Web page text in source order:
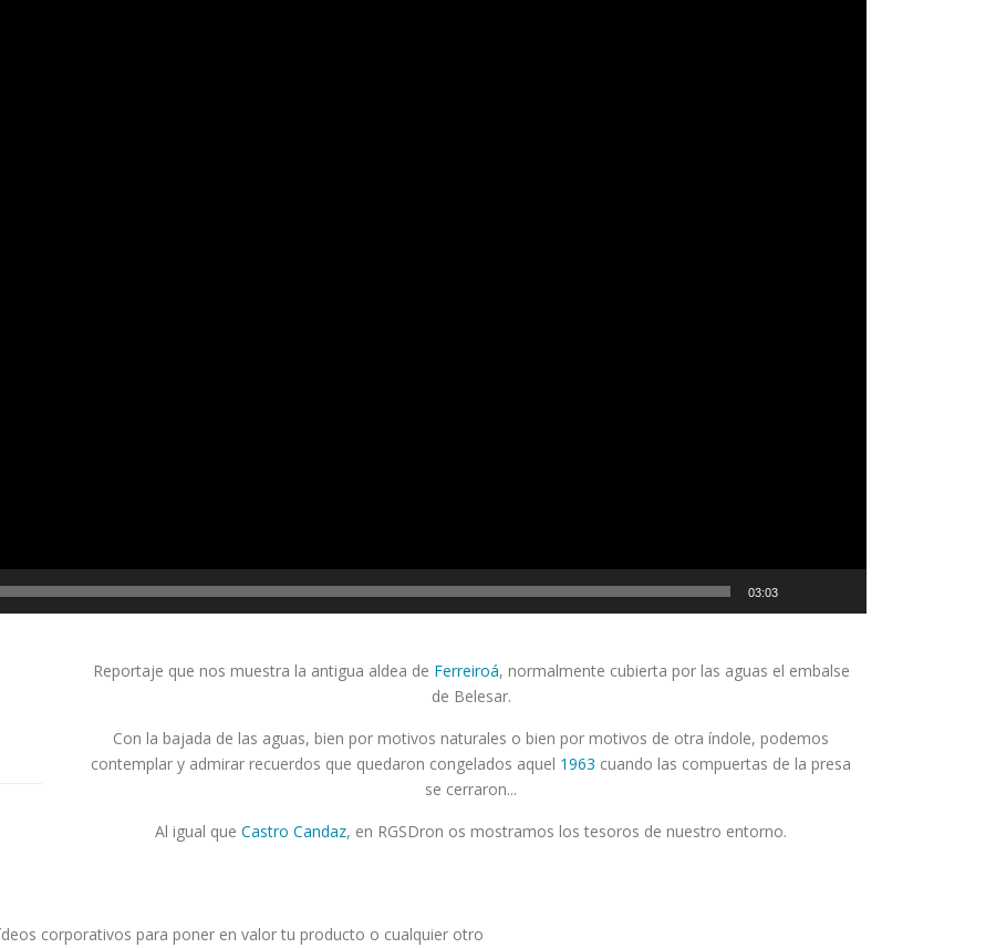
03:03
Reportaje que nos muestra la antigua aldea de Ferreiroá, normalmente cubierta por las aguas el embalse
de Belesar.
Con la bajada de las aguas, bien por motivos naturales o bien por motivos de otra índole, podemos
contemplar y admirar recuerdos que quedaron congelados aquel 1963 cuando las compuertas de la presa
se cerraron...
Al igual queCastro Candaz, en RGSDron os mostramos los tesoros de nuestro entorno.
corporativos para poner en valor tu producto o cualquier otro